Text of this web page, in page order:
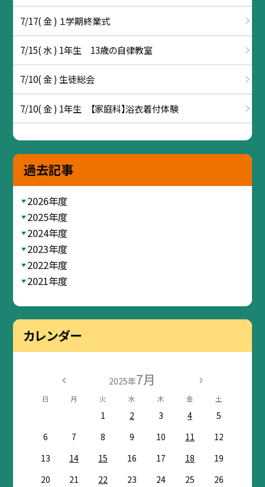
7/17( 金 ) １学期終業式
7/15( 水 ) 1年生 13歳の自律教室
7/10( 金 ) 生徒総会
7/10( 金 ) 1年生 【家庭科】浴衣着付体験
過去記事
2026年度
2025年度
2024年度
2023年度
2022年度
2021年度
カレンダー
2025年7月
日 月 火 水 木 金 土
1 2 3 4
5
6
7 8 9 10 11
12
13
14 15 16 17 18
19
20
21 22 23 24 25
26